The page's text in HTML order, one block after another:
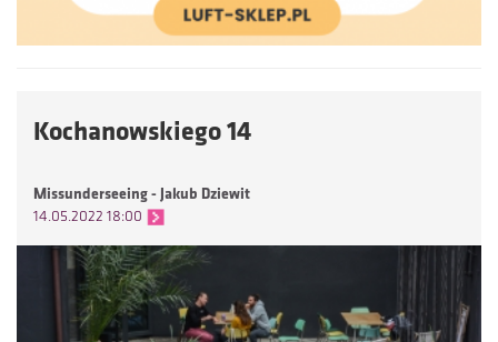
Kochanowskiego 14
Missunderseeing - Jakub Dziewit
14.05.2022 18:00